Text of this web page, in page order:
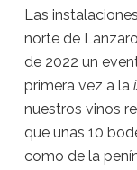
Las
norte de
de 2022 un
primera vez a la
nuestros vinos
que unas 10
como de la